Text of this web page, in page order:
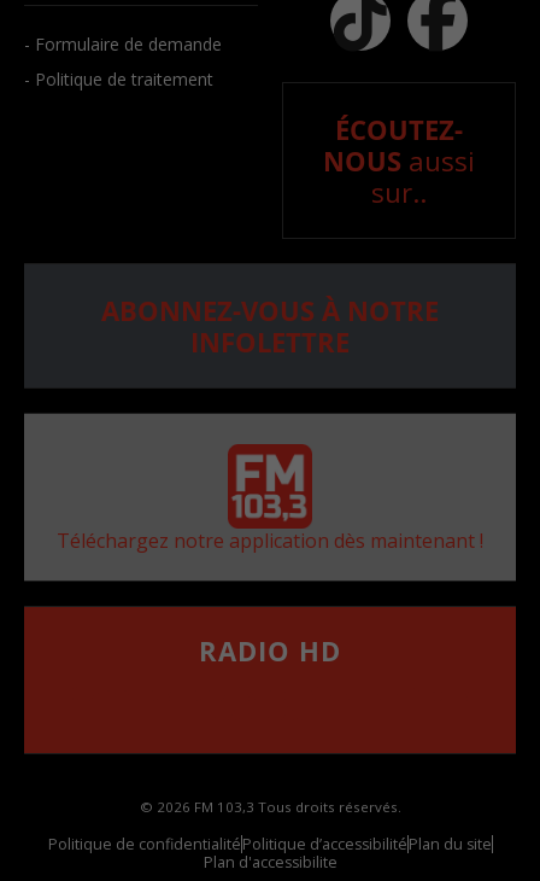
- Formulaire de demande
- Politique de traitement
ÉCOUTEZ-
NOUS aussi
sur..
ABONNEZ-VOUS À NOTRE
INFOLETTRE
Téléchargez notre application dès maintenant !
RADIO HD
© 2026 FM 103,3 Tous droits réservés.
Politique de confidentialitéPolitique d’accessibilitéPlan du site
Plan d'accessibilite